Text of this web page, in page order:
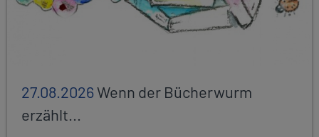
27.08.2026Wenn der Bücherwurm
erzählt...